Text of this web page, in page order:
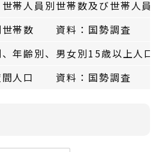
世帯人員別世帯数及び世帯人
世帯数 資料：国勢調査
、年齢別、男女別15歳以上人
間人口 資料：国勢調査